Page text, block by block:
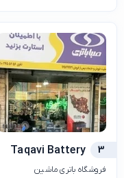
3
Taqavi Battery
فروشگاه باتری ماشین